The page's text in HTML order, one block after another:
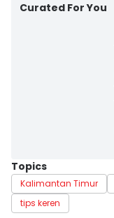
Curated For You
Topics
Kalimantan Timur
tips keren